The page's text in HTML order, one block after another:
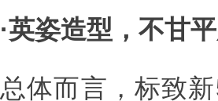
·英姿造型，不甘
总体而言，标致